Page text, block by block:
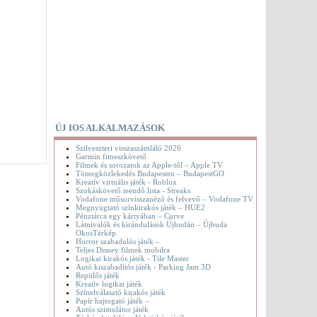
ÚJ IOS ALKALMAZÁSOK
Szilveszteri visszaszámláló 2026
Garmin fitneszkövető
Filmek és sorozatok az Apple-től – Apple TV
Tömegközlekedés Budapesten – BudapestGO
Kreatív virtuális játék - Roblox
Szokáskövető teendő lista - Streaks
Vodafone műsorvisszanéző és felvevő – Vodafone TV
Megnyugtató színkirakós játék – HUE2
Pénztárca egy kártyában – Curve
Látnivalók és kirándulások Újbudán – Újbuda
OkosTérkép
Horror szabadulós játék –
Teljes Disney filmek mobilra
Logikai kirakós játék - Tile Master
Autó kiszabadítós játék - Parking Jam 3D
Repülős játék
Kreatív logikai játék
Színelválasztó kirakós játék
Papír hajtogató játék –
Autós szimulátor játék